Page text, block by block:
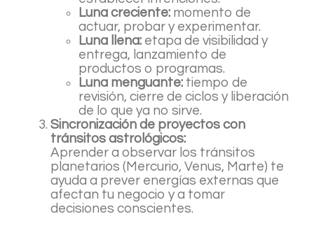
Luna creciente: momento de
actuar, probar y experimentar.
Luna llena: etapa de visibilidad y
entrega, lanzamiento de
productos o programas.
Luna menguante: tiempo de
revisión, cierre de ciclos y liberación
de lo que ya no sirve.
Sincronización de proyectos con
tránsitos astrológicos:
Aprender a observar los tránsitos
planetarios (Mercurio, Venus, Marte) te
ayuda a prever energías externas que
afectan tu negocio y a tomar
decisiones conscientes.